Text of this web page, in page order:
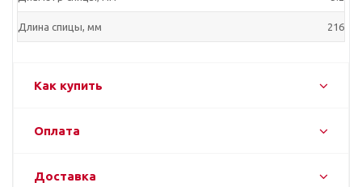
Длина спицы, мм 216
Как купить
Оплата
Доставка